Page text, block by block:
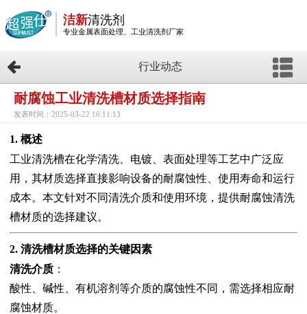
洁新清洗剂
专业金属表面处理、工业清洗剂厂家
行业动态
耐腐蚀工业清洗槽材质选择指南
发表时间：2025-03-22 16:11:13
1. 概述
工业清洗槽在化学清洗、电镀、表面处理等工艺中广泛应
用，其材质选择直接影响设备的耐腐蚀性、使用寿命和运行
成本。本文针对不同清洗介质和使用环境，提供耐腐蚀清洗
槽材质的选择建议。
2. 清洗槽材质选择的关键因素
清洗介质 ：
酸性、碱性、有机溶剂等介质的腐蚀性不同，需选择相应耐
腐蚀材质。